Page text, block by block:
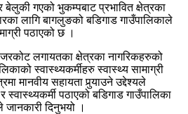
बेलुकी गएको भुकम्पबाट प्रभावित क्षेत्रका
लागि बागलुङको बडिगाड गाउँपालिकाले
पठाएको छ ।
लगायतका क्षेत्रका नागरिकहरुको
स्वास्थ्यकर्मीहरु स्वास्थ्य सामाग्री
मानवीय सहायता पुर्‍याउने उद्देश्यले
स्वास्थ्यकर्मी पठाएको बडिगाड गाउँपालिका
जानकारी दिनुभयो ।